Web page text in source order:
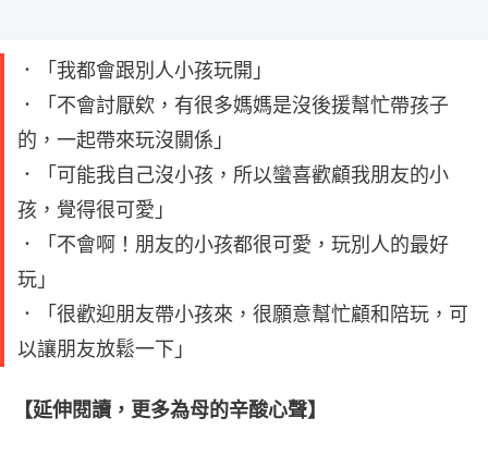
．「我都會跟別人小孩玩開」
．「不會討厭欸，有很多媽媽是沒後援幫忙帶孩子
的，一起帶來玩沒關係」
．「可能我自己沒小孩，所以蠻喜歡顧我朋友的小
孩，覺得很可愛」
．「不會啊！朋友的小孩都很可愛，玩別人的最好
玩」
．「很歡迎朋友帶小孩來，很願意幫忙顧和陪玩，可
以讓朋友放鬆一下」
【延伸閱讀，更多為母的辛酸心聲】